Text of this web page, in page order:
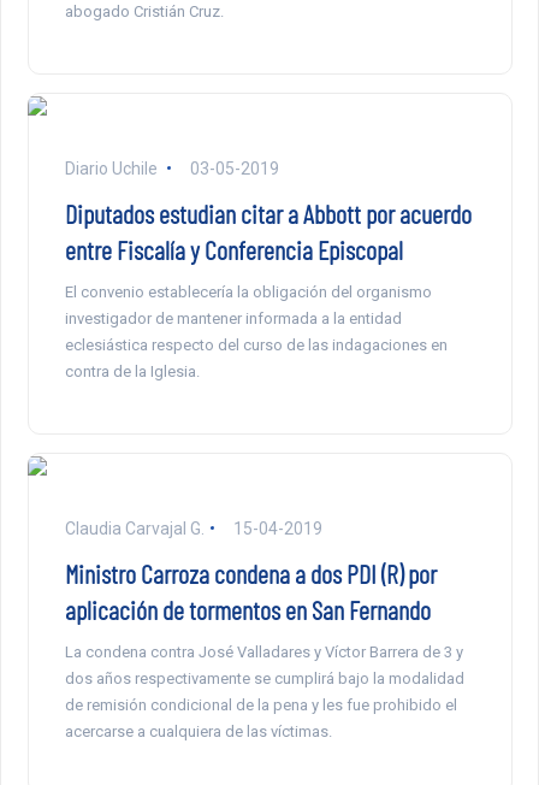
abogado Cristián Cruz.
Diario Uchile 03-05-2019
Diputados estudian citar a Abbott por acuerdo
entre Fiscalía y Conferencia Episcopal
El convenio establecería la obligación del organismo
investigador de mantener informada a la entidad
eclesiástica respecto del curso de las indagaciones en
contra de la Iglesia.
Claudia Carvajal G. 15-04-2019
Ministro Carroza condena a dos PDI (R) por
aplicación de tormentos en San Fernando
La condena contra José Valladares y Víctor Barrera de 3 y
dos años respectivamente se cumplirá bajo la modalidad
de remisión condicional de la pena y les fue prohibido el
acercarse a cualquiera de las víctimas.